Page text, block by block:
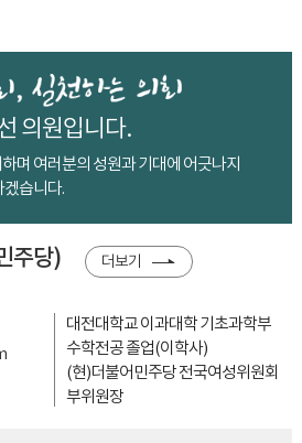
의원입니다.
며 여러분의 성원과 기대에 어긋나지
겠습니다.
주당) 더보기
대전대학교 이과대학 기초과학부
수학전공 졸업(이학사)
(현)더불어민주당 전국여성위원회
부위원장